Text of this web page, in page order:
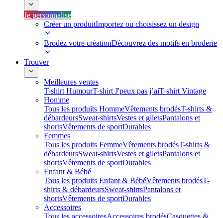
Je personnalise
Créer un produitImportez ou choisissez un design
Brodez votre créationDécouvrez des motifs en broderie
Trouver
Meilleures ventes
T-shirt HumourT-shirt J'peux pas j’aiT-shirt Vintage
Homme
Tous les produits HommeVêtements brodésT-shirts &
débardeursSweat-shirtsVestes et giletsPantalons et
shortsVêtements de sportDurables
Femmes
Tous les produits FemmeVêtements brodésT-shirts &
débardeursSweat-shirtsVestes et giletsPantalons et
shortsVêtements de sportDurables
Enfant & Bébé
Tous les produits Enfant & BébéVêtements brodésT-
shirts & débardeursSweat-shirtsPantalons et
shortsVêtements de sportDurables
Accessoires
Tous les accessoiresAccessoires brodésCasquettes &